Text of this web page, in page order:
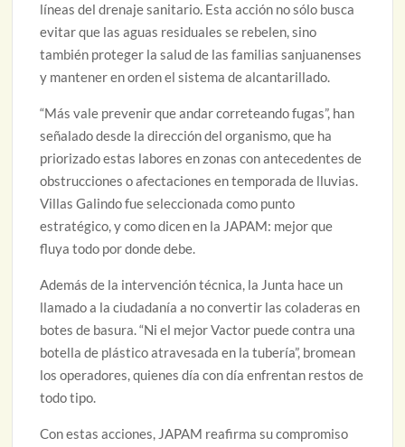
líneas del drenaje sanitario. Esta acción no sólo busca
evitar que las aguas residuales se rebelen, sino
también proteger la salud de las familias sanjuanenses
y mantener en orden el sistema de alcantarillado.
“Más vale prevenir que andar correteando fugas”, han
señalado desde la dirección del organismo, que ha
priorizado estas labores en zonas con antecedentes de
obstrucciones o afectaciones en temporada de lluvias.
Villas Galindo fue seleccionada como punto
estratégico, y como dicen en la JAPAM: mejor que
fluya todo por donde debe.
Además de la intervención técnica, la Junta hace un
llamado a la ciudadanía a no convertir las coladeras en
botes de basura. “Ni el mejor Vactor puede contra una
botella de plástico atravesada en la tubería”, bromean
los operadores, quienes día con día enfrentan restos de
todo tipo.
Con estas acciones, JAPAM reafirma su compromiso